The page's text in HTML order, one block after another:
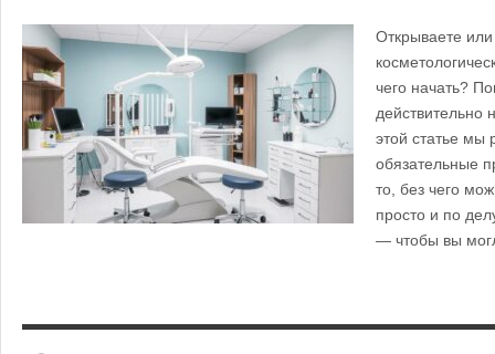
Открываете
чего начать?
этой статье мы
обязательные
то, без чего
просто и по
— чтобы вы